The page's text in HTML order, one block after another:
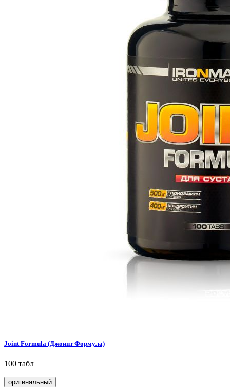
Joint Formula (Джоинт Формула)
100 табл
оригинальный